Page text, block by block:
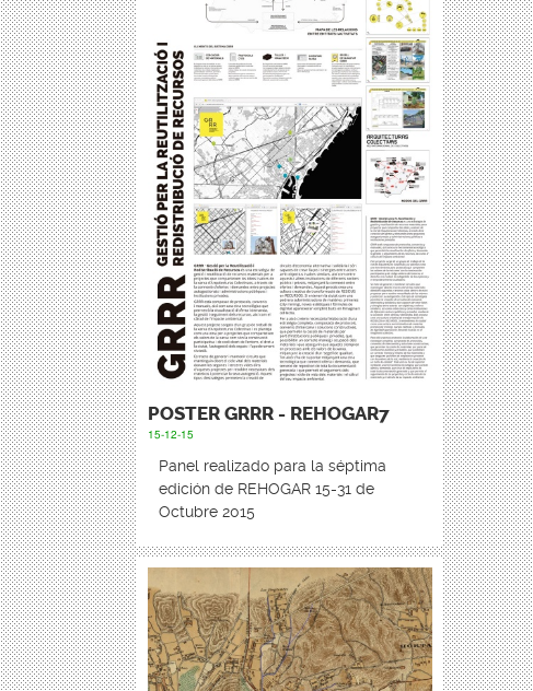
POSTER GRRR - REHOGAR7
15-12-15
Panel realizado para la séptima
edición de REHOGAR 15-31 de
Octubre 2015